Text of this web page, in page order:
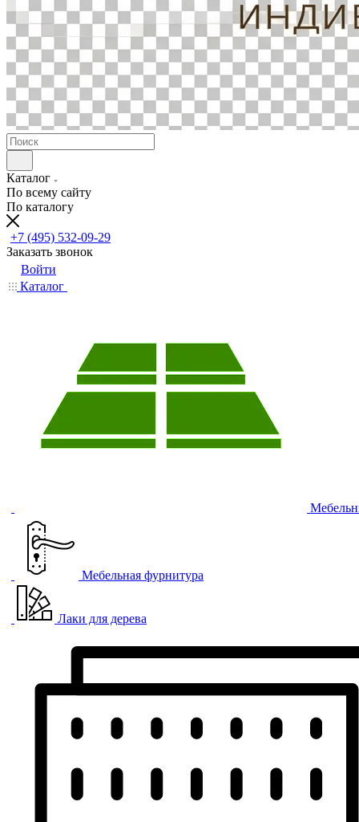
Каталог
По всему сайту
По каталогу
+7 (495) 532-09-29
Заказать звонок
Войти
Каталог
Мебельная фурнитура
Лаки для дерева